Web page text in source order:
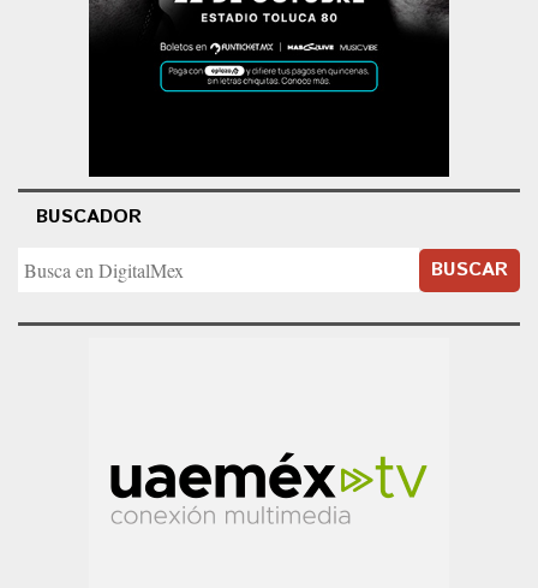
BUSCADOR
BUSCAR